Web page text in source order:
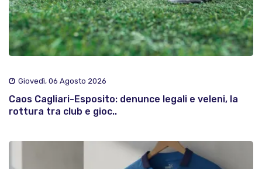
Giovedì, 06 Agosto 2026
Caos Cagliari-Esposito: denunce legali e veleni, la
rottura tra club e gioc..